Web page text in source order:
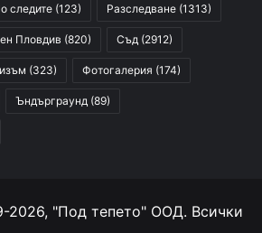
следите (123) Разследване (1313)
Пловдив (820) Съд (2912)
(323) Фотогалерия (174)
Ъндърграунд (89)
"Под тепето" ООД. Всички